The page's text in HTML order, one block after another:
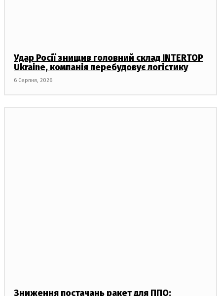
Удар Росії знищив головний склад INTERTOP
Ukraine, компанія перебудовує логістику
6 Серпня, 2026
Зниження постачань ракет для ППО: